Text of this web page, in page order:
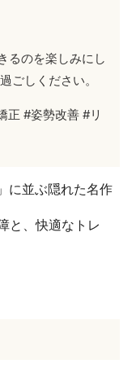
るのを楽しみにし
ごしください。
正 #姿勢改善 #リ
に並ぶ隠れた名作
と、快適なトレ